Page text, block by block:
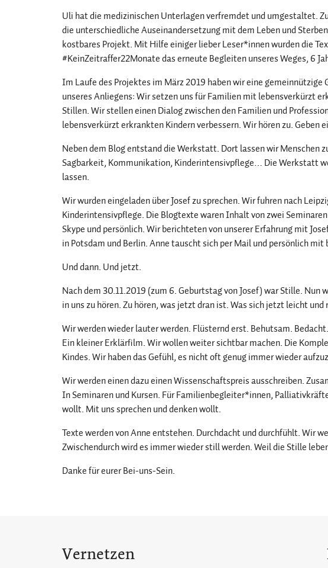
Uli hat die medizinischen Unterlagen verfremdet und umgestaltet.
die unterschiedliche Auseinandersetzung mit dem Leben und
kostbares Projekt. Mit Hilfe einiger lieber Leser*innen wurden die
#KeinZeitraffer22Monate das erneute Begleiten unseres Weges, 6
Im Laufe des Projektes im März 2019 haben wir eine
unseres Anliegens: Wir setzen uns für Familien mit lebensverkürzt
Stillen. Wir stellen einen Dialog zwischen den Familien und
lebensverkürzt erkrankten Kindern verbessern. Wir hören zu. Geben
Neben dem Blog entstand die Werkstatt. Dort lassen wir Menschen
Sagbarkeit, Kommunikation, Kinderintensivpflege… Die Werkstatt
lassen.
Wir wurden eingeladen über Josef zu sprechen. Wir fuhren nach
Kinderintensivpflege. Die Blogtexte waren Inhalt von zwei
Skype und persönlich. Wir berichteten von unserer Erfahrung mit
in Potsdam und Berlin. Anne tauscht sich per Mail und persönlich
Und dann. Und jetzt.
Nach dem 30.11.2019 (zum 6. Geburtstag von Josef) war Stille.
in uns zu hören. Zu hören, was jetzt dran ist. Was sich jetzt leicht
Wir werden wieder lauter werden. Flüsternd erst. Behutsam.
Ein kleiner Erklärfilm. Wir wollen weiter sichtbar machen. Die
Kindes. Wir haben das Gefühl, es nicht oft genug immer wieder
Wir werden einen dazu einen Wissenschaftspreis ausschreiben.
In Seminaren und Kursen. Für Familienbegleiter*innen,
wollt. Mit uns sprechen und denken wollt.
Texte werden von Anne entstehen. Durchdacht und durchfühlt. Wir
Zwischendurch wird es immer wieder still werden. Weil die Stille
Danke für eurer Bei-uns-Sein.
Vernetzen